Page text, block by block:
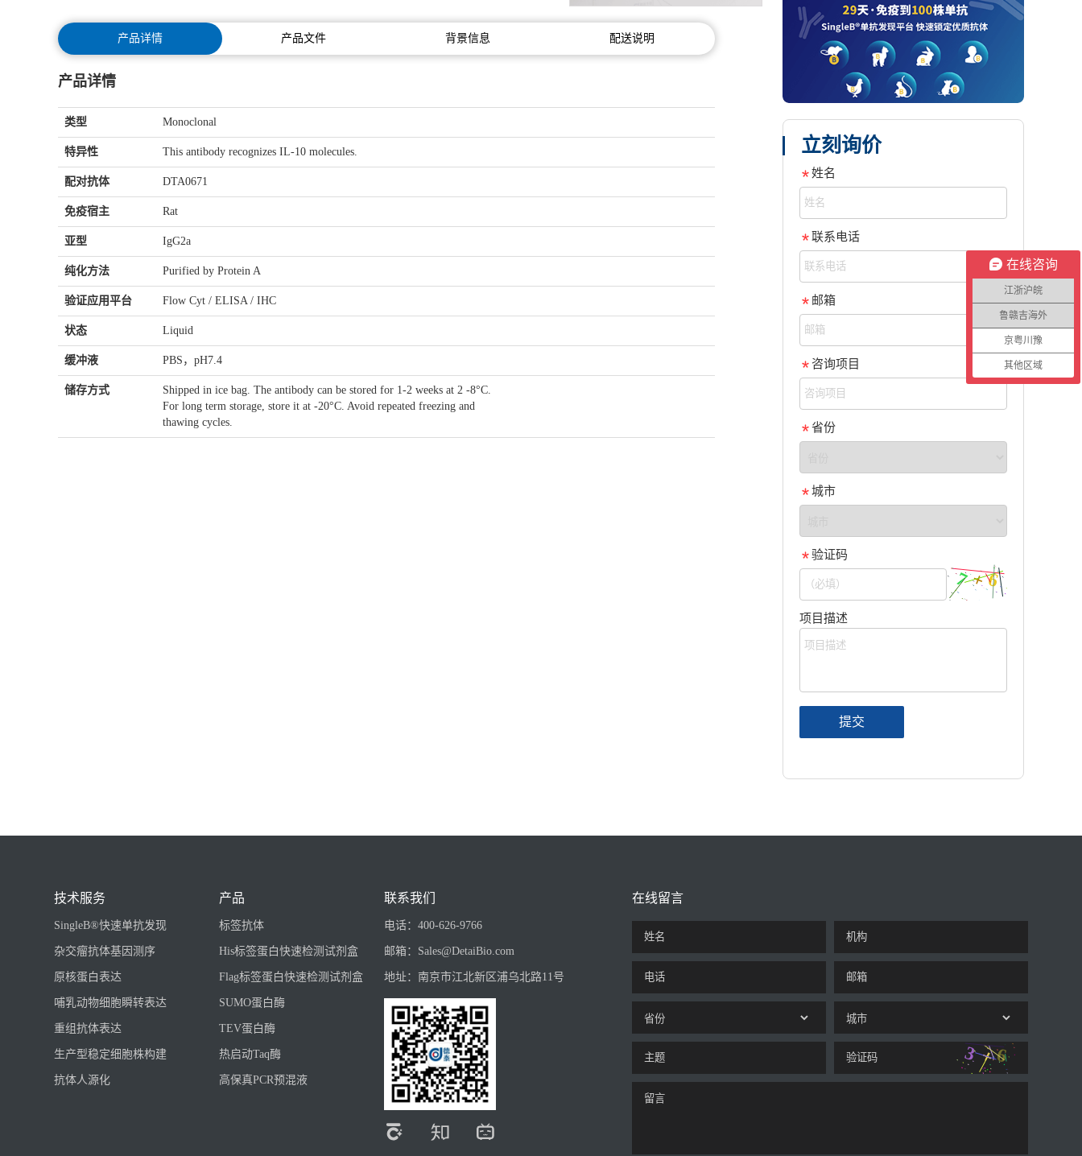
产品详情 产品文件 背景信息 配送说明
产品详情
类型 Monoclonal
特异性 This antibody recognizes IL-10 molecules.
配对抗体 DTA0671
免疫宿主 Rat
亚型 IgG2a
纯化方法 Purified by Protein A
验证应用平台 Flow Cyt / ELISA / IHC
状态 Liquid
缓冲液 PBS，pH7.4
储存方式
Shipped in ice bag. The antibody can be stored for 1-2 weeks at 2 -8°C.
For long term storage, store it at -20°C. Avoid repeated freezing and
thawing cycles.
立刻询价
姓名
联系电话
邮箱
咨询项目
省份
城市
验证码
项目描述
提交
技术服务
SingleB®快速单抗发现
杂交瘤抗体基因测序
原核蛋白表达
哺乳动物细胞瞬转表达
重组抗体表达
生产型稳定细胞株构建
抗体人源化
产品
标签抗体
His标签蛋白快速检测试剂盒
Flag标签蛋白快速检测试剂盒
SUMO蛋白酶
TEV蛋白酶
热启动Taq酶
高保真PCR预混液
联系我们
电话： 400-626-9766
邮箱： Sales@DetaiBio.com
地址： 南京市江北新区浦乌北路11号
在线留言
在线咨询
江浙沪皖
鲁赣吉海外
京粤川豫
其他区域